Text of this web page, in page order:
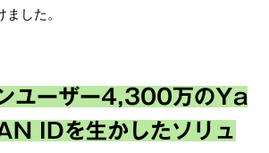
した。
ユーザー4,300万のYa
IDを生かしたソリュ